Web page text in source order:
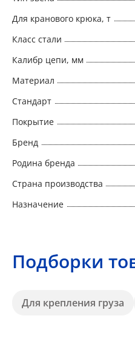
Для кранового крюка, т
Класс стали
Калибр цепи, мм
Материал
Стандарт
Покрытие
Бренд
Родина бренда
Страна производства
Назначение
Подборки
Для крепления груза